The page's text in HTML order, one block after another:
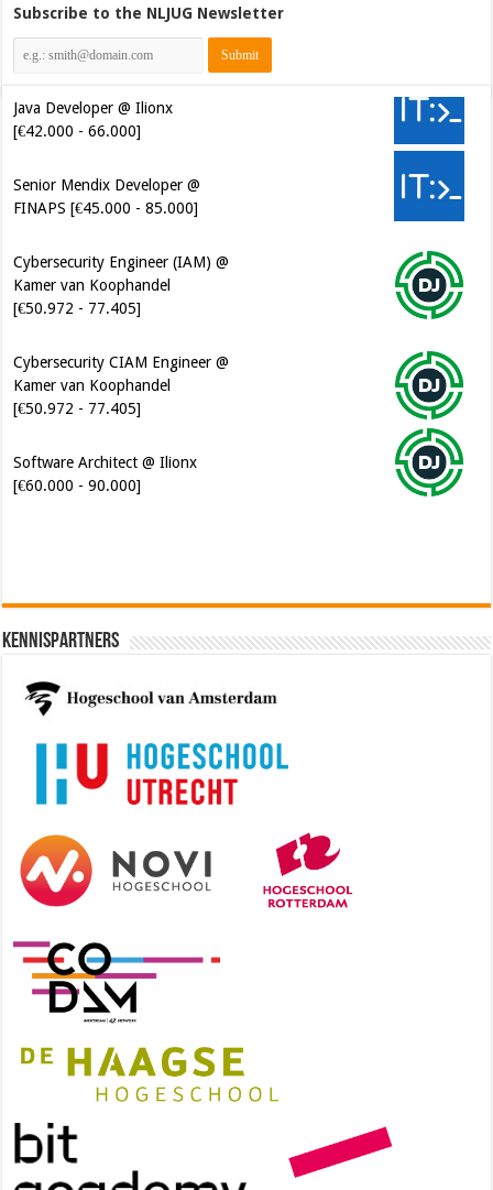
Subscribe to the NLJUG Newsletter
Java Developer @ Ilionx
[€42.000 - 66.000]
Senior Mendix Developer @
FINAPS [€45.000 - 85.000]
Cybersecurity Engineer (IAM) @
Kamer van Koophandel
[€50.972 - 77.405]
Cybersecurity CIAM Engineer @
Kamer van Koophandel
[€50.972 - 77.405]
Software Architect @ Ilionx
[€60.000 - 90.000]
Kennispartners